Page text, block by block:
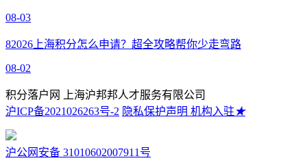
08-03
82026上海积分怎么申请？超全攻略帮你少走弯路
08-02
积分落户网 上海沪邦邦人才服务有限公司
沪ICP备2021026263号-2 隐私保护声明 机构入驻★
沪公网安备 31010602007911号